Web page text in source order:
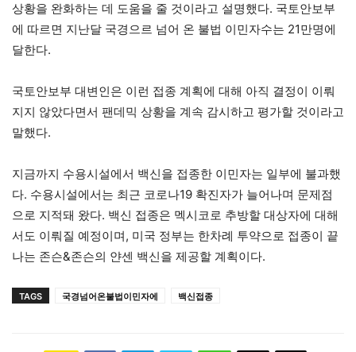
상황을 완화하는 데 도움을 줄 것이라고 설명했다. 국토안보부
에 따르면 지난달 국경으르 넘어 온 불법 이민자수는 21만명에
달한다.
국토안보부 대변인은 이런 접종 계획에 대해 아직 결정이 이뤄
지지 않았다면서 팬데믹 상황을 계속 감시하고 평가할 것이라고
말했다.
지금까지 수용시설에서 백신을 접종한 이민자는 일부에 불과했
다. 수용시설에서는 최근 코로나19 확진자가 늘어나며 문제점
으로 지적돼 왔다. 백신 접종은 멕시코로 추방할 대상자에 대해
서도 이뤄질 예정이며, 미국 정부는 한차례 투약으로 접종이 끝
나는 존슨&존슨의 얀센 백신을 제공할 계획이다.
TAGS 국경넘어온불법이민자에 백신접종